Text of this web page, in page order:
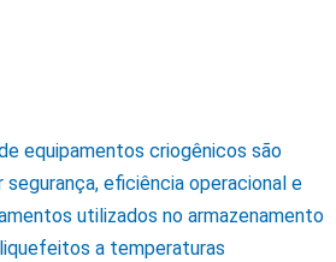
equipamentos criogênicos são
segurança, eficiência operacional e
utilizados no armazenamento
a temperaturas